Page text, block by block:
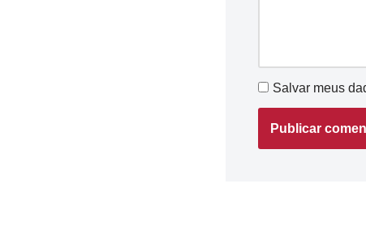
Salvar meus